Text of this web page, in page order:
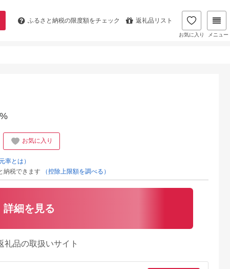
ふるさと納税の限度額をチェック 返礼品リスト
お気に入り メニュー
%
お気に入り
率とは）
納税できます
（控除上限額を調べる）
詳細を見る
礼品の取扱いサイト